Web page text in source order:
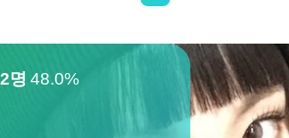
명 48.0%